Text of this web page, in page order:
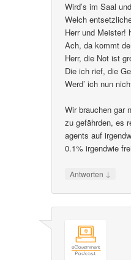
Wird’s im Saal
Welch
Herr und Meister!
Ach, da kommt
Herr, die Not ist
Die ich rief, die
Werd’ ich nun
Wir brauchen gar
zu gefährden, es
agents auf
0.1% irgendwie
Antworten ↓